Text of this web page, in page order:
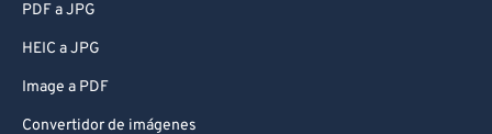
PDF a JPG
HEIC a JPG
Image a PDF
Convertidor de imágenes